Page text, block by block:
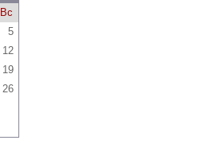
Вс
5
12
19
26